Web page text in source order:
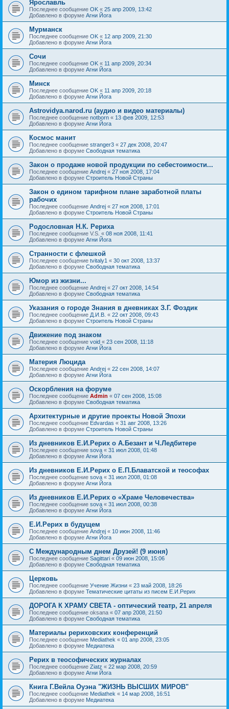
Ярославль
Последнее сообщение OK « 25 апр 2009, 13:42
Добавлено в форуме Агни Йога
Мурманск
Последнее сообщение OK « 12 апр 2009, 21:30
Добавлено в форуме Агни Йога
Сочи
Последнее сообщение OK « 11 апр 2009, 20:34
Добавлено в форуме Агни Йога
Минск
Последнее сообщение OK « 11 апр 2009, 20:18
Добавлено в форуме Агни Йога
Astrovidya.narod.ru (аудио и видео материалы)
Последнее сообщение notborn « 13 фев 2009, 12:53
Добавлено в форуме Агни Йога
Космос манит
Последнее сообщение stranger3 « 27 дек 2008, 20:47
Добавлено в форуме Свободная тематика
Закон о продаже новой продукции по себестоимости...
Последнее сообщение Andrej « 27 ноя 2008, 17:04
Добавлено в форуме Строитель Новой Страны
Закон о едином тарифном плане заработной платы
рабочих
Последнее сообщение Andrej « 27 ноя 2008, 17:01
Добавлено в форуме Строитель Новой Страны
Родословная Н.К. Рериха
Последнее сообщение V.S. « 08 ноя 2008, 11:41
Добавлено в форуме Агни Йога
Странности с флешкой
Последнее сообщение tvitaly1 « 30 окт 2008, 13:37
Добавлено в форуме Свободная тематика
Юмор из жизни...
Последнее сообщение Andrej « 27 окт 2008, 14:54
Добавлено в форуме Свободная тематика
Указания о городе Знания в дневниках З.Г. Фоздик
Последнее сообщение Д.И.В. « 22 окт 2008, 09:43
Добавлено в форуме Строитель Новой Страны
Движение под знаком
Последнее сообщение void « 23 сен 2008, 11:18
Добавлено в форуме Агни Йога
Материя Люцида
Последнее сообщение Andrej « 22 сен 2008, 14:07
Добавлено в форуме Агни Йога
Оскорбления на форуме
Последнее сообщение Admin « 07 сен 2008, 15:08
Добавлено в форуме Свободная тематика
Архитектурные и другие проекты Новой Эпохи
Последнее сообщение Edvardas « 31 авг 2008, 13:26
Добавлено в форуме Строитель Новой Страны
Из дневников Е.И.Рерих о А.Безант и Ч.Ледбитере
Последнее сообщение sova « 31 июл 2008, 01:48
Добавлено в форуме Агни Йога
Из дневников Е.И.Рерих о Е.П.Блаватской и теософах
Последнее сообщение sova « 31 июл 2008, 01:08
Добавлено в форуме Агни Йога
Из дневников Е.И.Рерих о «Храме Человечества»
Последнее сообщение sova « 31 июл 2008, 00:38
Добавлено в форуме Агни Йога
Е.И.Рерих в будущем
Последнее сообщение Andrej « 10 июн 2008, 11:46
Добавлено в форуме Агни Йога
С Международным днем Друзей! (9 июня)
Последнее сообщение Sagittari « 09 июн 2008, 15:06
Добавлено в форуме Свободная тематика
Церковь
Последнее сообщение Учение Жизни « 23 май 2008, 18:26
Добавлено в форуме Тематические цитаты из писем Е.И.Рерих
ДОРОГА К ХРАМУ СВЕТА - оптический театр, 21 апреля
Последнее сообщение oksana « 07 апр 2008, 21:50
Добавлено в форуме Свободная тематика
Материалы рериховских конференций
Последнее сообщение Mediathek « 01 апр 2008, 23:05
Добавлено в форуме Медиатека
Рерих в теософических журналах
Последнее сообщение Ziatz « 22 мар 2008, 20:59
Добавлено в форуме Агни Йога
Книга Г.Вейла Оуэна "ЖИЗНЬ ВЫСШИХ МИРОВ"
Последнее сообщение Mediathek « 14 мар 2008, 16:51
Добавлено в форуме Медиатека